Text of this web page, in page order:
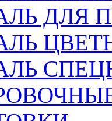
ДЛЯ